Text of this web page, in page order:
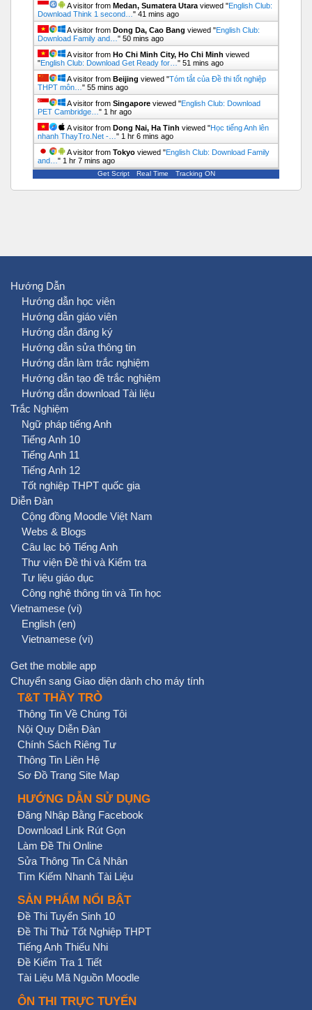
A visitor from Medan, Sumatera Utara viewed "English Club:
Download Think 1 second… " 41 mins ago
A visitor from Dong Da, Cao Bang viewed "English Club:
Download Family and… " 50 mins ago
A visitor from Ho Chi Minh City, Ho Chi Minh viewed
"English Club: Download Get Ready for… " 51 mins ago
A visitor from Beijing viewed "Tóm tắt của Đề thi tốt nghiệp
THPT môn… " 55 mins ago
A visitor from Singapore viewed "English Club: Download
PET Cambridge… " 1 hr ago
A visitor from Dong Nai, Ha Tinh viewed "Học tiếng Anh lên
nhanh ThayTro.Net -… " 1 hr 6 mins ago
A visitor from Tokyo viewed "English Club: Download Family
and… " 1 hr 7 mins ago
Get Script Real Time Tracking ON
Hướng Dẫn
Hướng dẫn học viên
Hướng dẫn giáo viên
Hướng dẫn đăng ký
Hướng dẫn sửa thông tin
Hướng dẫn làm trắc nghiệm
Hướng dẫn tạo đề trắc nghiệm
Hướng dẫn download Tài liệu
Trắc Nghiệm
Ngữ pháp tiếng Anh
Tiếng Anh 10
Tiếng Anh 11
Tiếng Anh 12
Tốt nghiệp THPT quốc gia
Diễn Đàn
Cộng đồng Moodle Việt Nam
Webs & Blogs
Câu lạc bộ Tiếng Anh
Thư viện Đề thi và Kiểm tra
Tư liệu giáo dục
Công nghệ thông tin và Tin học
Vietnamese ‎(vi)‎
English ‎(en)‎
Vietnamese ‎(vi)‎
Get the mobile app
Chuyển sang Giao diện dành cho máy tính
T&T THẦY TRÒ
Thông Tin Về Chúng Tôi
Nội Quy Diễn Đàn
Chính Sách Riêng Tư
Thông Tin Liên Hệ
Sơ Đồ Trang Site Map
HƯỚNG DẪN SỬ DỤNG
Đăng Nhập Bằng Facebook
Download Link Rút Gọn
Làm Đề Thi Online
Sửa Thông Tin Cá Nhân
Tìm Kiếm Nhanh Tài Liệu
SẢN PHẨM NỔI BẬT
Đề Thi Tuyển Sinh 10
Đề Thi Thử Tốt Nghiệp THPT
Tiếng Anh Thiếu Nhi
Đề Kiểm Tra 1 Tiết
Tài Liệu Mã Nguồn Moodle
ÔN THI TRỰC TUYẾN